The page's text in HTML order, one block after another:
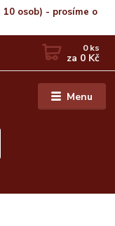
10 osob) - prosíme o
Menu
0ks
za 0 Kč